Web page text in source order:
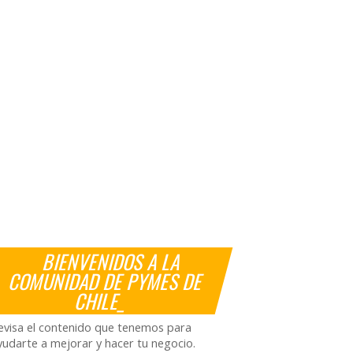
BIENVENIDOS A LA
COMUNIDAD DE PYMES DE
CHILE_
el contenido que tenemos para
a mejorar y hacer tu negocio.